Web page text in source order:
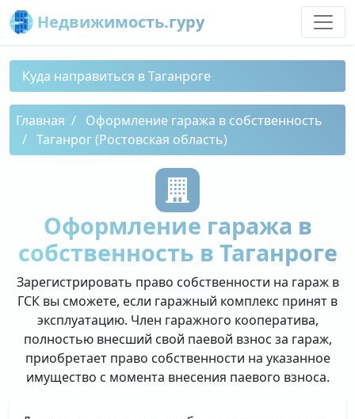
Недвижимость.гуру
Куда направиться в Таганроге
Главная
Оформление гаража в собственность
Таганрог (Ростовская область)
Оформление гаража в
собственность в Таганроге
Зарегистрировать право собственности на гараж в
ГСК вы сможете, если гаражный комплекс принят в
эксплуатацию. Член гаражного кооператива,
полностью внесший свой паевой взнос за гараж,
приобретает право собственности на указанное
имущество с момента внесения паевого взноса.